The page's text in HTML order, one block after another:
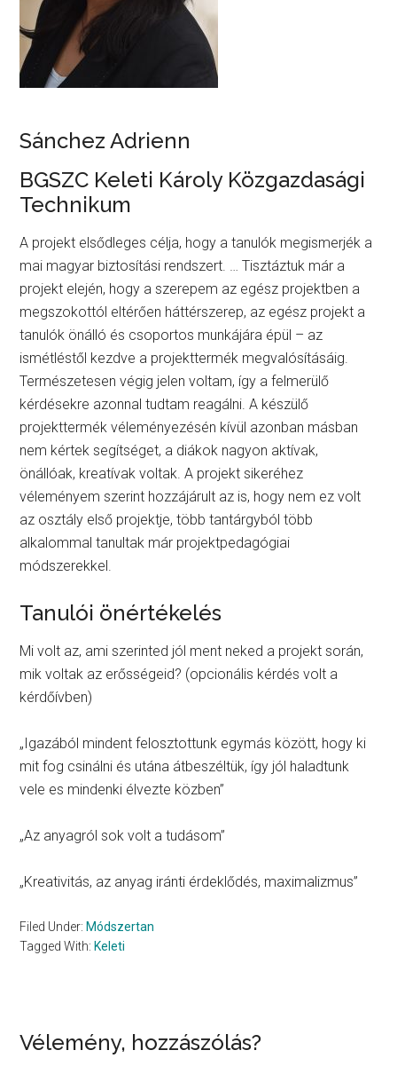
Sánchez Adrienn
BGSZC Keleti Károly Közgazdasági
Technikum
A projekt elsődleges célja, hogy a tanulók megismerjék a
mai magyar biztosítási rendszert. … Tisztáztuk már a
projekt elején, hogy a szerepem az egész projektben a
megszokottól eltérően háttérszerep, az egész projekt a
tanulók önálló és csoportos munkájára épül – az
ismétléstől kezdve a projekttermék megvalósításáig.
Természetesen végig jelen voltam, így a felmerülő
kérdésekre azonnal tudtam reagálni. A készülő
projekttermék véleményezésén kívül azonban másban
nem kértek segítséget, a diákok nagyon aktívak,
önállóak, kreatívak voltak. A projekt sikeréhez
véleményem szerint hozzájárult az is, hogy nem ez volt
az osztály első projektje, több tantárgyból több
alkalommal tanultak már projektpedagógiai
módszerekkel.
Tanulói önértékelés
Mi volt az, ami szerinted jól ment neked a projekt során,
mik voltak az erősségeid? (opcionális kérdés volt a
kérdőívben)
„Igazából mindent felosztottunk egymás között, hogy ki
mit fog csinálni és utána átbeszéltük, így jól haladtunk
vele es mindenki élvezte közben”
„Az anyagról sok volt a tudásom”
„Kreativitás, az anyag iránti érdeklődés, maximalizmus”
Filed Under: Módszertan
Tagged With: Keleti
Reader
Vélemény, hozzászólás?